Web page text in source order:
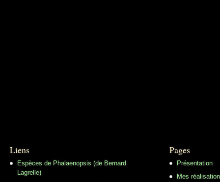
Liens
Espèces de Phalaenopsis (de Bernard
Lagrelle)
Pages
Présentation
Mes